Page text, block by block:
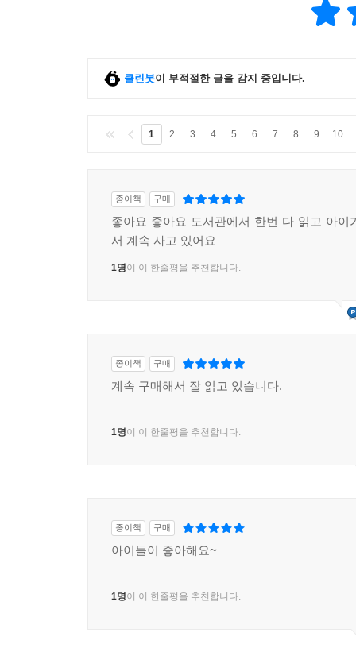
클린봇이 부적절한 글을 감지 중입니다.
1 2 3 4 5 6 7 8 9 10
종이책 구매
좋아요 좋아요 도서관에서 한번 다 읽고 아이
서 계속 사고 있어요
1명이 이 한줄평을 추천합니다.
종이책 구매
계속 구매해서 잘 읽고 있습니다.
1명이 이 한줄평을 추천합니다.
종이책 구매
아이들이 좋아해요~
1명이 이 한줄평을 추천합니다.